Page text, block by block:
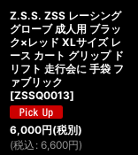
Z.S.S. ZSS レーシング
グローブ 成人用 ブラッ
ク×レッド XLサイズ レ
ース カート グリップ ド
リフト 走行会に 手袋 フ
ァブリック
[ZSSQ0013]
6,000円(税別)
(税込 : 6,600円)